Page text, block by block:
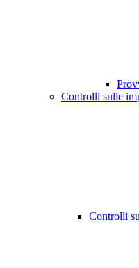
Controlli sulle
Controlli